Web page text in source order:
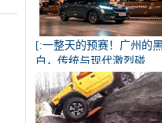
[:一整天的预赛！广州的
白，传统与现代激烈碰
撞！